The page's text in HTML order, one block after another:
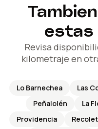
estas
Revisa
kilometraje en
Lo Barnechea Las
Peñalolén
La
Providencia